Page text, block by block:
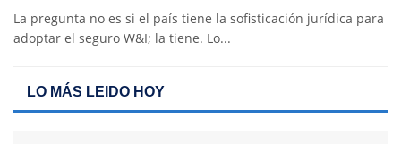
La pregunta no es si el país tiene la sofisticación jurídica para
adoptar el seguro W&I; la tiene. Lo...
LO MÁS LEIDO HOY